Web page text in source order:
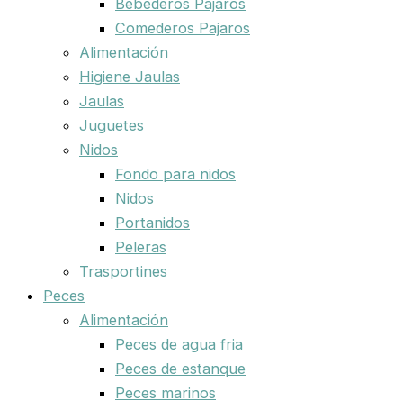
Bebederos Pajaros
Comederos Pajaros
Alimentación
Higiene Jaulas
Jaulas
Juguetes
Nidos
Fondo para nidos
Nidos
Portanidos
Peleras
Trasportines
Peces
Alimentación
Peces de agua fria
Peces de estanque
Peces marinos